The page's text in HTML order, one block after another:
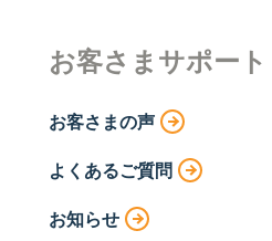
お客さまサポート
お客さまの声
よくあるご質問
お知らせ